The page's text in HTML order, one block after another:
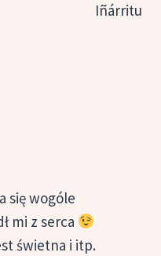
Iñárritu
się wogóle
mi z serca
świetna i itp.